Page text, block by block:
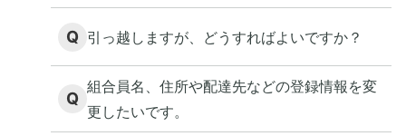
Q 引っ越しますが、どうすればよいですか？
Q
組合員名、住所や配達先などの登録情報を変
更したいです。